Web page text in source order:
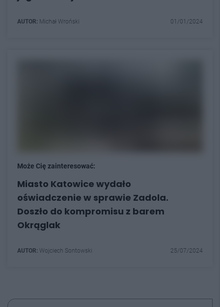
AUTOR: Michał Wroński 01/01/2024
Może Cię zainteresować:
Miasto Katowice wydało
oświadczenie w sprawie Zadola.
Doszło do kompromisu z barem
Okrąglak
AUTOR: Wojciech Sontowski 25/07/2024